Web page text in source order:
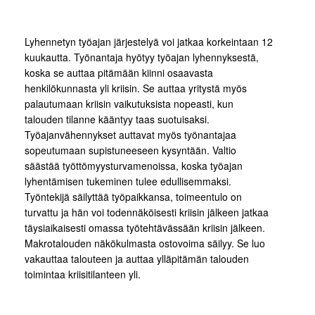
Lyhennetyn työajan järjestelyä voi jatkaa korkeintaan 12
kuukautta. Työnantaja hyötyy työajan lyhennyksestä,
koska se auttaa pitämään kiinni osaavasta
henkilökunnasta yli kriisin. Se auttaa yritystä myös
palautumaan kriisin vaikutuksista nopeasti, kun
talouden tilanne kääntyy taas suotuisaksi.
Työajanvähennykset auttavat myös työnantajaa
sopeutumaan supistuneeseen kysyntään. Valtio
säästää työttömyysturvamenoissa, koska työajan
lyhentämisen tukeminen tulee edullisemmaksi.
Työntekijä säilyttää työpaikkansa, toimeentulo on
turvattu ja hän voi todennäköisesti kriisin jälkeen jatkaa
täysiaikaisesti omassa työtehtävässään kriisin jälkeen.
Makrotalouden näkökulmasta ostovoima säilyy. Se luo
vakauttaa talouteen ja auttaa ylläpitämän talouden
toimintaa kriisitilanteen yli.